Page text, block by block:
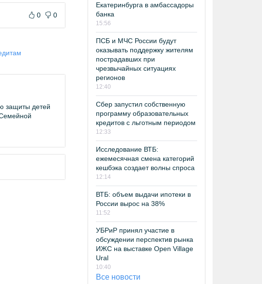
0 0
защиты детей
Екатеринбурга в амбассадоры
банка
15:56
ПСБ и МЧС России будут
оказывать поддержку жителям
пострадавших при
чрезвычайных ситуациях
регионов
12:40
Сбер запустил собственную
программу образовательных
кредитов с льготным периодом
12:33
Исследование ВТБ:
ежемесячная смена категорий
кешбэка создает волны спроса
12:14
ВТБ: объем выдачи ипотеки в
России вырос на 38%
11:52
УБРиР принял участие в
обсуждении перспектив рынка
ИЖС на выставке Open Village
Ural
10:40
Все новости